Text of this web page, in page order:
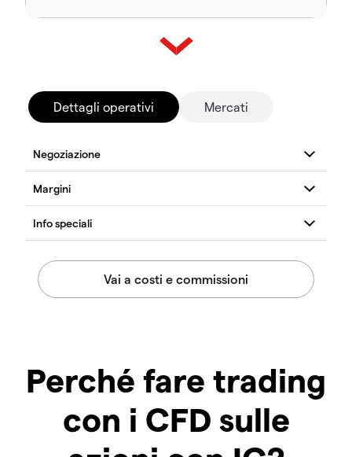
Dettagli operativi Mercati
Perché fare trading
con i CFD sulle